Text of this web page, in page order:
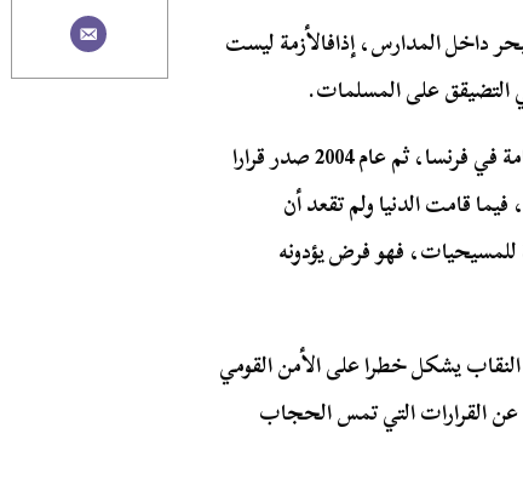
داخل المدارس، إذافالأزمة ليست
التضيقق على المسلمات.
عام 1989 صدر قرارا بعدم ارتداء الحجاب بالمؤسسات العامة في فرنسا، ثم عام 2004 صدر قرارا
قامت الدنيا ولم تقعد أن
فهو فرض يؤدونه
النقاب يشكل خطرا على الأمن القومي
عن القرارات التي تمس الحجاب